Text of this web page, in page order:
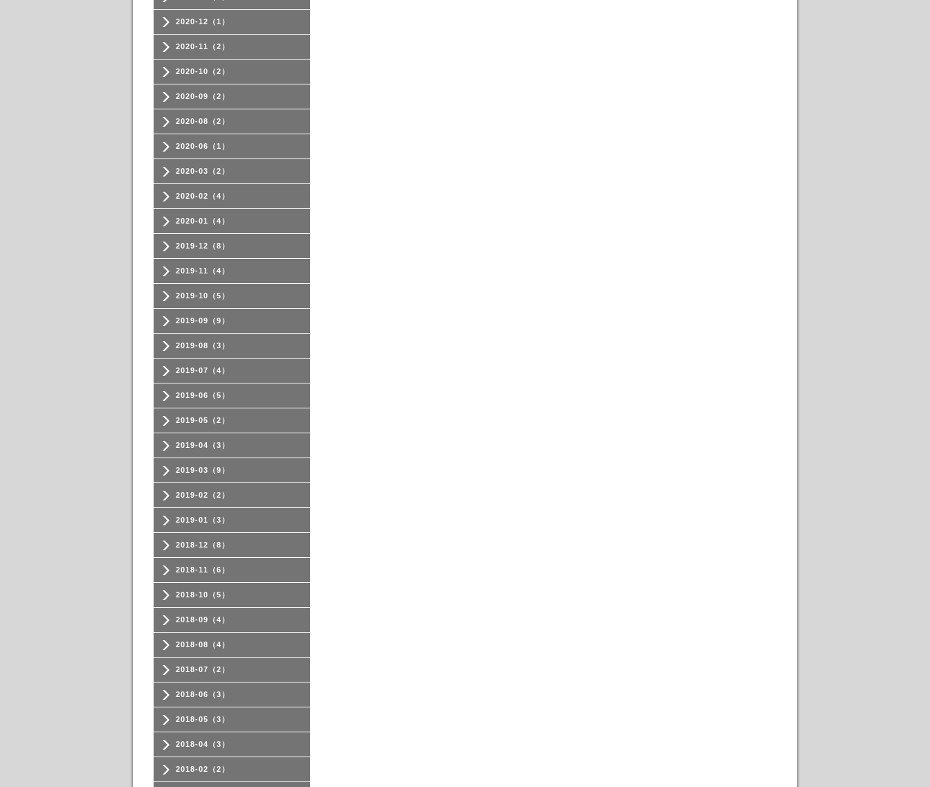
2020-12（1）
2020-11（2）
2020-10（2）
2020-09（2）
2020-08（2）
2020-06（1）
2020-03（2）
2020-02（4）
2020-01（4）
2019-12（8）
2019-11（4）
2019-10（5）
2019-09（9）
2019-08（3）
2019-07（4）
2019-06（5）
2019-05（2）
2019-04（3）
2019-03（9）
2019-02（2）
2019-01（3）
2018-12（8）
2018-11（6）
2018-10（5）
2018-09（4）
2018-08（4）
2018-07（2）
2018-06（3）
2018-05（3）
2018-04（3）
2018-02（2）